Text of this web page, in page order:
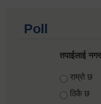
Poll
तपाईलाई
Choices
राम्रो छ
ठिकै छ